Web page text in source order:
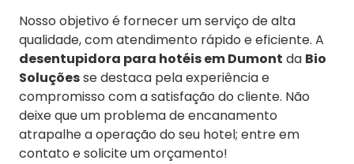
Nosso objetivo é fornecer um serviço de alta
qualidade, com atendimento rápido e eficiente. A
desentupidora para hotéis em Dumont da Bio
Soluçõesse destaca pela experiência e
compromisso com a satisfação do cliente. Não
deixe que um problema de encanamento
atrapalhe a operação do seu hotel; entre em
contato e solicite um orçamento!